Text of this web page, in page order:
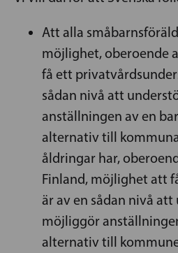
Att alla
möjlighet, oberoende
få ett
sådan nivå att
anställningen av en
alternativ till
åldringar har,
Finland, möjlighet att
är av en sådan nivå
möjliggör
alternativ till